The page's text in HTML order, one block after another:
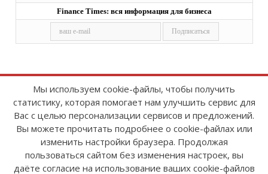
Finance Times: вся информация для бизнеса
Copyright © 2008-2026FinanceTimes
Зарегистрировано в Роскомнадзоре
Свидетельство о регистрации СМИ:
серия Эл № ФС77-86300 от 10 ноября 2023 г
Мы используем cookie-файлы, чтобы получить
статистику, которая помогает нам улучшить сервис для
Вас с целью персонализации сервисов и предложений.
Вы можете прочитать подробнее о cookie-файлах или
изменить настройки браузера. Продолжая
пользоваться сайтом без изменения настроек, вы
даёте согласие на использование ваших cookie-файлов